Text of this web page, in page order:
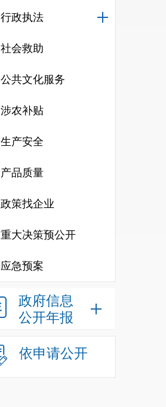
行政执法
社会救助
公共文化服务
涉农补贴
生产安全
产品质量
政策找企业
重大决策预公开
应急预案
政府信息
公开年报
依申请公开